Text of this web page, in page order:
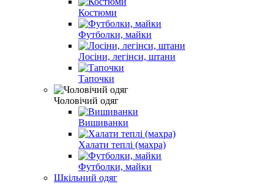
Костюми
Футболки, майки
Лосіни, легінси, штани
Тапочки
Чоловічий одяг
Вишиванки
Халати теплі (махра)
Футболки, майки
Шкільний одяг